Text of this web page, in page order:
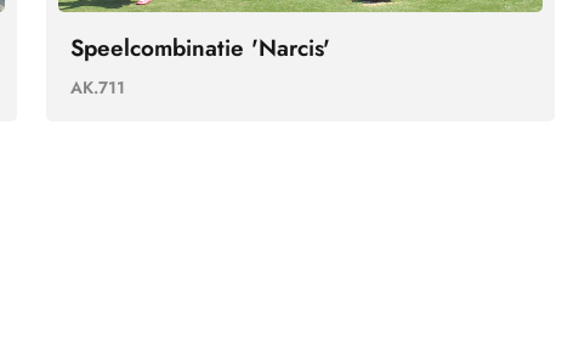
Speelcombinatie 'Narcis'
AK.711